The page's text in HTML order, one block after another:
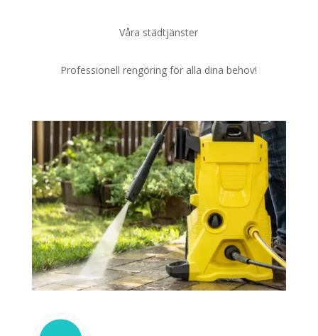
Våra städtjänster
Professionell rengöring för alla dina behov!